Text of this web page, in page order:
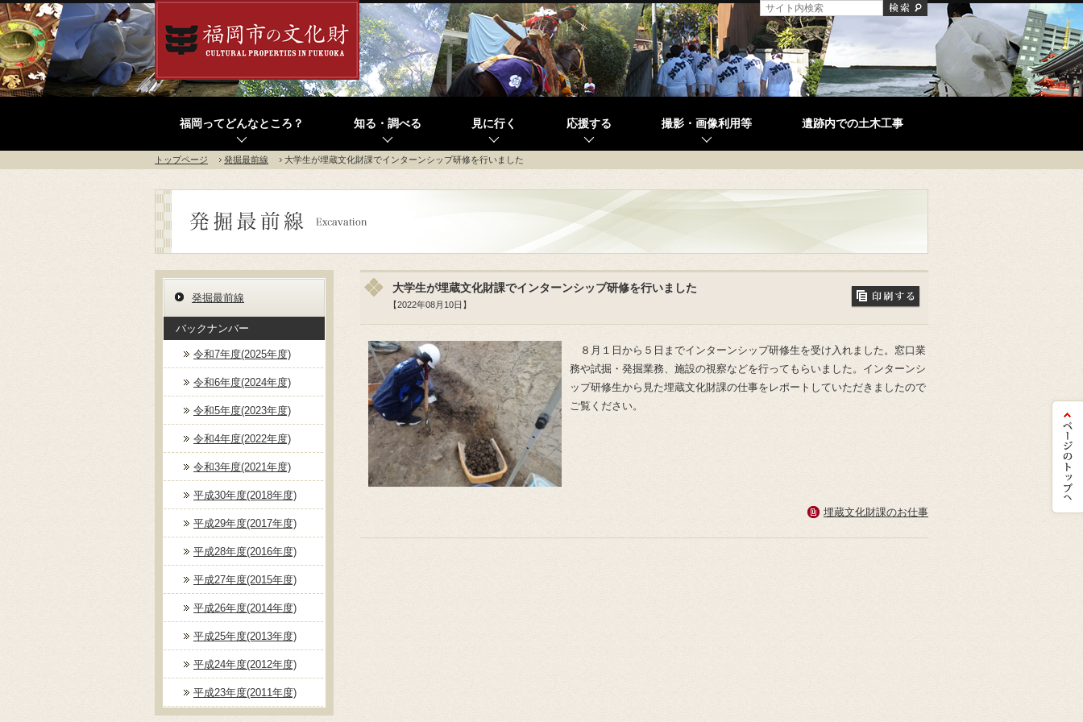
福岡ってどんなところ？ 知る・調べる 見に行く 応援する 撮影・画像利用等 遺跡内での土木工事
トップページ 発掘最前線 大学生が埋蔵文化財課でインターンシップ研修を行いました
大学生が埋蔵文化財課でインターンシップ研修を行いました
【2022年08月10日】
８月１日から５日までインターンシップ研修生を受け入れました。窓口業
務や試掘・発掘業務、施設の視察などを行ってもらいました。インターンシ
ップ研修生から見た埋蔵文化財課の仕事をレポートしていただきましたので
ご覧ください。
埋蔵文化財課のお仕事
発掘最前線
バックナンバー
令和7年度(2025年度)
令和6年度(2024年度)
令和5年度(2023年度)
令和4年度(2022年度)
令和3年度(2021年度)
平成30年度(2018年度)
平成29年度(2017年度)
平成28年度(2016年度)
平成27年度(2015年度)
平成26年度(2014年度)
平成25年度(2013年度)
平成24年度(2012年度)
平成23年度(2011年度)